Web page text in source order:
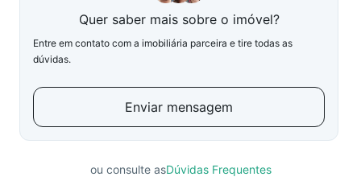
Quer saber mais sobre o imóvel?
Entre em contato com a imobiliária parceira e tire todas as
dúvidas.
Enviar mensagem
ou consulte asDúvidas Frequentes